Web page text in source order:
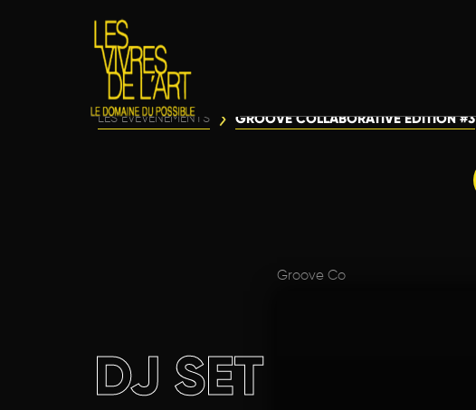
LES ÉVÈVENEMENTS GROOVE COLLABORATIVE ÉDITION #3
Groove Co
DJ SET